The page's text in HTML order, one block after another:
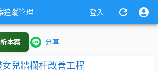
追蹤管理 登入
本案 分享
兒牆欄杆改善工程